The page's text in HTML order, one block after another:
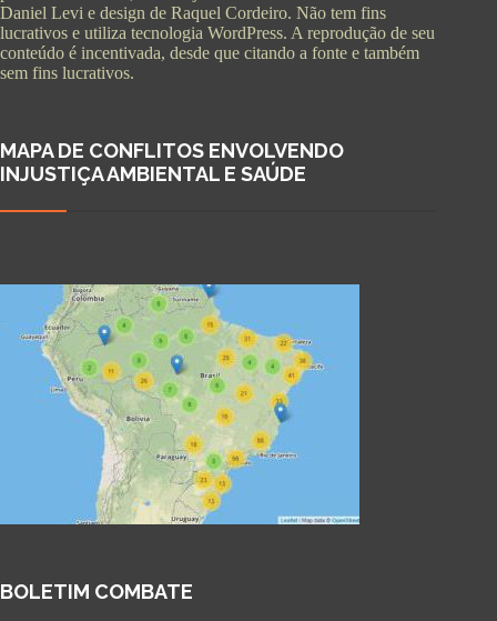
Daniel Levi e design de Raquel Cordeiro. Não tem fins
lucrativos e utiliza tecnologia WordPress. A reprodução de seu
conteúdo é incentivada, desde que citando a fonte e também
sem fins lucrativos.
MAPA DE CONFLITOS ENVOLVENDO
INJUSTIÇA AMBIENTAL E SAÚDE
BOLETIM COMBATE